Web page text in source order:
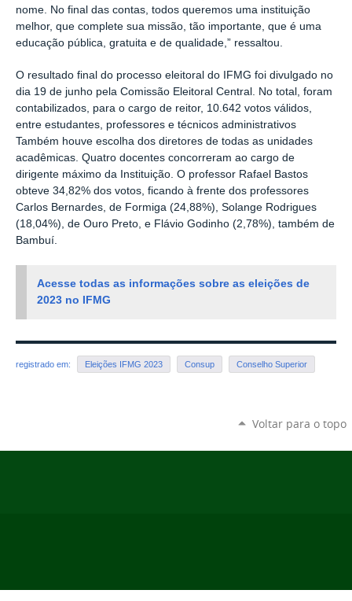
nome. No final das contas, todos queremos uma instituição
melhor, que complete sua missão, tão importante, que é uma
educação pública, gratuita e de qualidade,” ressaltou.
O resultado final do processo eleitoral do IFMG foi divulgado no
dia 19 de junho pela Comissão Eleitoral Central. No total, foram
contabilizados, para o cargo de reitor, 10.642 votos válidos,
entre estudantes, professores e técnicos administrativos
Também houve escolha dos diretores de todas as unidades
acadêmicas. Quatro docentes concorreram ao cargo de
dirigente máximo da Instituição. O professor Rafael Bastos
obteve 34,82% dos votos, ficando à frente dos professores
Carlos Bernardes, de Formiga (24,88%), Solange Rodrigues
(18,04%), de Ouro Preto, e Flávio Godinho (2,78%), também de
Bambuí.
Acesse todas as informações sobre as eleições de
2023 no IFMG
registrado em: Eleições IFMG 2023 Consup Conselho Superior
Voltar para o topo